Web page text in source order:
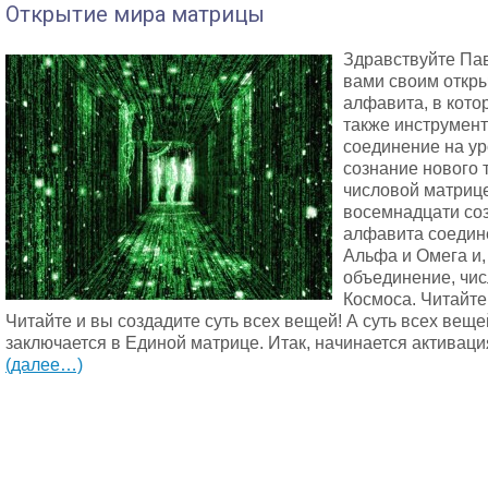
Открытие мира матрицы
Здравствуйте
вами своим
алфавита, в
также
соединение на
сознание нового
числовой
восемнадцати
алфавита
Альфа и Омега и,
объединение,
Космоса.
Читайте и вы создадите суть всех вещей! А суть всех
заключается в Единой матрице. Итак, начинается
(далее…)